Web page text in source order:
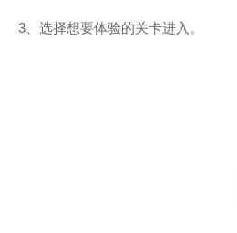
3、选择想要体验的关卡进入。